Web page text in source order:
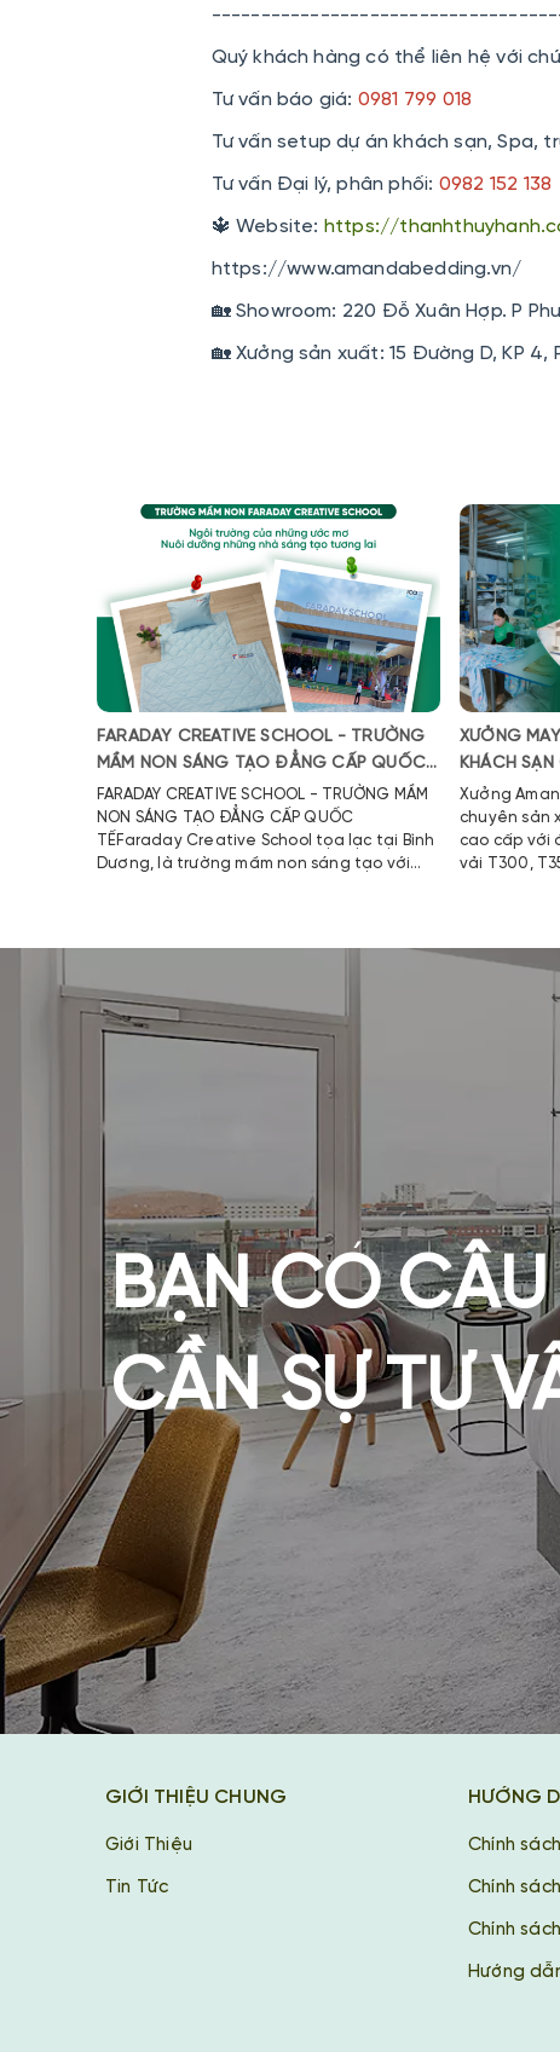
Quý khách hàng có thể liên hệ với
Tư vấn báo giá: 0981 799 018
Tư vấn setup dự án khách sạn, Spa,
Tư vấn Đại lý, phân phối: 0982 152 138
🔱 Website: https://
https://www.amandabedding.vn/
🏡 Showroom: 220 Đỗ Xuân Hợp. P
🏡 Xưởng sản xuất: 15 Đường D, KP 4,
FARADAY CREATIVE SCHOOL - TRƯỜNG
MẦM NON SÁNG TẠO ĐẲNG CẤP QUỐC
TẾ
FARADAY CREATIVE SCHOOL - TRƯỜNG MẦM
NON SÁNG TẠO ĐẲNG CẤP QUỐC
TẾFaraday Creative School tọa lạc tại Bình
Dương, là trường mầm non sáng tạo với
XƯỞNG
KHÁCH
Xưởng
chuyên sản
cao cấp với
vải T300,
BẠN CÓ
CẦN SỰ TƯ
GIỚI THIỆU CHUNG
Giới Thiệu
Tin Tức
HƯỚNG
Chính
Chính
Chính
Hướng